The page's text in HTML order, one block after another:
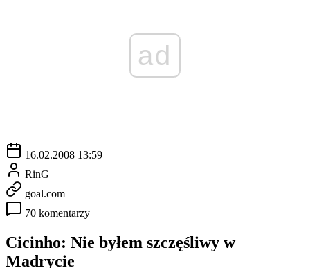
ad
16.02.2008 13:59
RinG
goal.com
70 komentarzy
Cicinho: Nie byłem szczęśliwy w
Madrycie